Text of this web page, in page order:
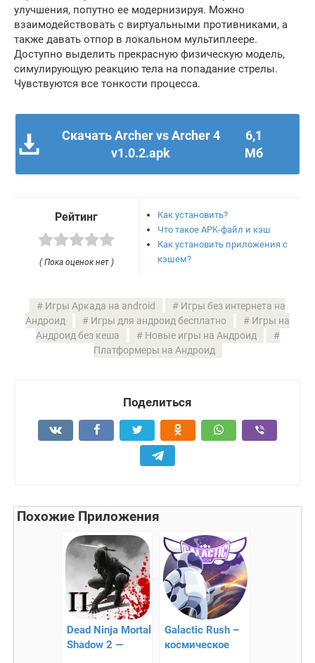
улучшения, попутно ее модернизируя. Можно
взаимодействовать с виртуальными противниками, а
также давать отпор в локальном мультиплеере.
Доступно выделить прекрасную физическую модель,
симулирующую реакцию тела на попадание стрелы.
Чувствуются все тонкости процесса.
Скачать Archer vs Archer 4
v1.0.2.apk
6,1
Мб
Рейтинг
( Пока оценок нет )
Как установить?
Что такое APK-файл и кэш
Как установить приложения с
кэшем?
Игры Аркада на android
Игры без интернета на
Андроид
Игры для андроид бесплатно
Игры на
Андроид без кеша
Новые игры на Андроид
Платформеры на Андроид
Поделиться
Похожие Приложения
Dead Ninja Mortal
Shadow 2 —
Galactic Rush –
космическое